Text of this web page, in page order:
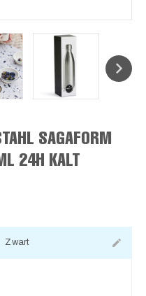
SAGAFORM
24H KALT
Zwart